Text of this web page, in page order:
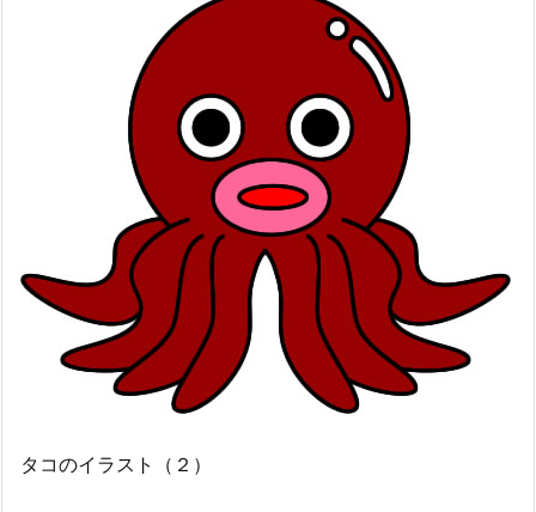
タコのイラスト（２）